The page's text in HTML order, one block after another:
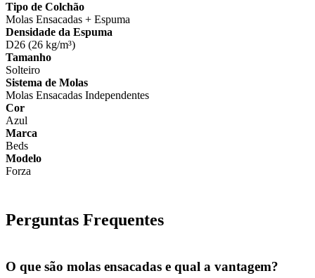
Tipo de Colchão
Molas Ensacadas + Espuma
Densidade da Espuma
D26 (26 kg/m³)
Tamanho
Solteiro
Sistema de Molas
Molas Ensacadas Independentes
Cor
Azul
Marca
Beds
Modelo
Forza
Perguntas Frequentes
O que são molas ensacadas e qual a vantagem?